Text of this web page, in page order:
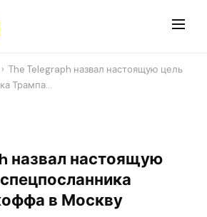
› The Telegraph назвал настоящую цель
Трампа…
назвал настоящую
в Москву